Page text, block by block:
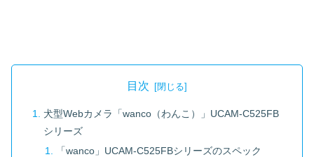
目次
犬型Webカメラ「wanco（わんこ）」UCAM-C525FB
シリーズ
「wanco」UCAM-C525FBシリーズのスペック